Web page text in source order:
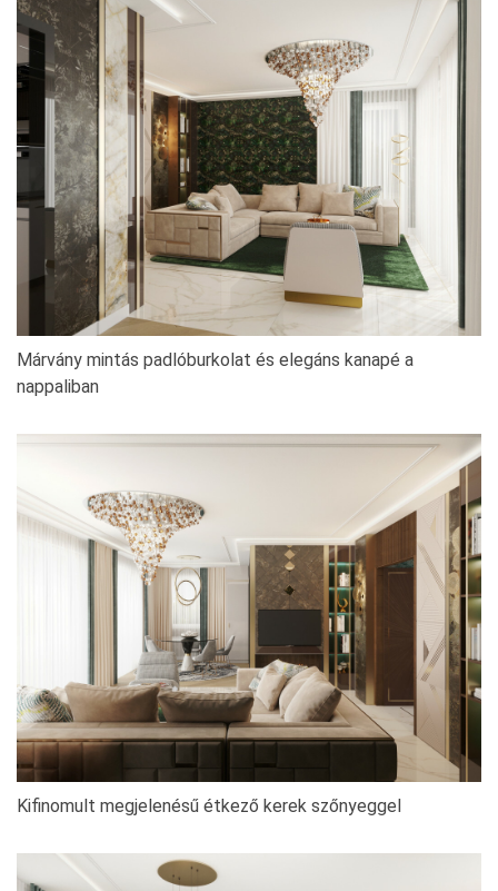
Márvány mintás padlóburkolat és elegáns kanapé a
nappaliban
Kifinomult megjelenésű étkező kerek szőnyeggel